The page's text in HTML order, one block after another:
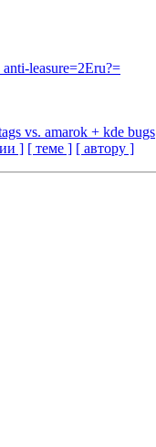
leasure=2Eru?=
vs. amarok + kde bugs
] [ теме ] [ автору ]